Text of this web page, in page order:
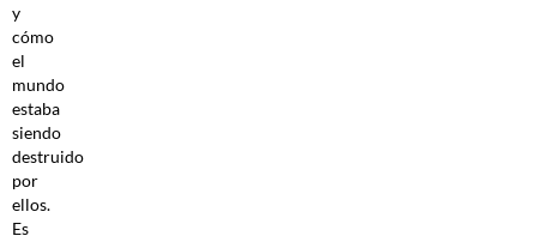
y
cómo
el
mundo
estaba
siendo
destruido
por
ellos.
Es